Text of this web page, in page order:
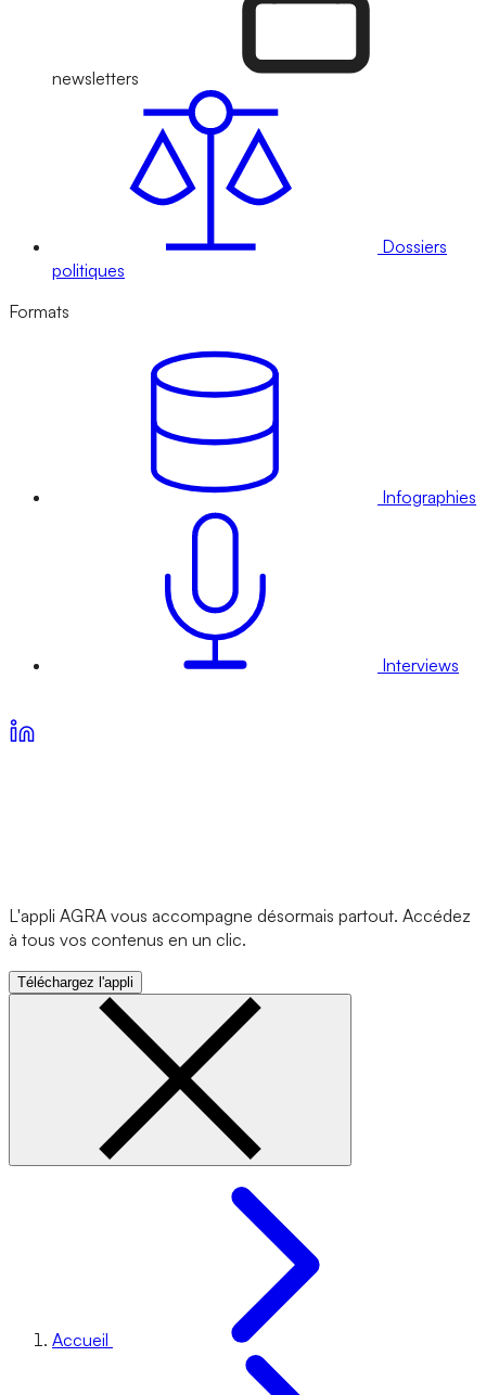
newsletters
Dossiers
politiques
Formats
Infographies
Interviews
L'appli AGRA vous accompagne désormais partout. Accédez
à tous vos contenus en un clic.
Téléchargez l'appli
Accueil